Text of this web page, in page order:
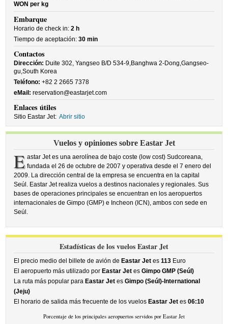
WON per kg
Embarque
Horario de check in:2 h
Tiempo de aceptación:30 min
Contactos
Dirección: Duite 302, Yangseo B/D 534-9,Banghwa 2-Dong,Gangseo-
gu,South Korea
Teléfono: +82 2 2665 7378
eMail: reservation@eastarjet.com
Enlaces útiles
Sitio Eastar Jet: Abrir sitio
Vuelos y opiniones sobre Eastar Jet
E astar Jet es una aerolínea de bajo coste (low cost) Sudcoreana,
fundada el 26 de octubre de 2007 y operativa desde el 7 enero del
2009. La dirección central de la empresa se encuentra en la capital
Seúl. Eastar Jet realiza vuelos a destinos nacionales y regionales. Sus
bases de operaciones principales se encuentran en los aeropuertos
internacionales de Gimpo (GMP) e Incheon (ICN), ambos con sede en
Seúl.
Estadísticas de los vuelos Eastar Jet
El precio medio del billete de avión de Eastar Jet es113 Euro
El aeropuerto más utilizado por Eastar Jet esGimpo GMP (Seúl)
La ruta más popular para Eastar Jet esGimpo (Seúl)-International
(Jeju)
El horario de salida más frecuente de los vuelos Eastar Jet es06:10
Porcentaje de los principales aeropuertos servidos por Eastar Jet